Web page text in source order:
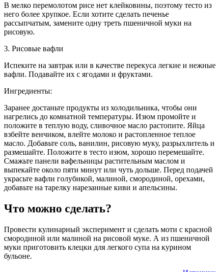
В мелко перемолотом рисе нет клейковины, поэтому тесто из
него более хрупкое. Если хотите сделать печенье
рассыпчатым, замените одну треть пшеничной муки на
рисовую.
3. Рисовые вафли
Испеките на завтрак или в качестве перекуса легкие и нежные
вафли. Подавайте их с ягодами и фруктами.
Ингредиенты:
Заранее достаньте продукты из холодильника, чтобы они
нагрелись до комнатной температуры. Изюм промойте и
положите в теплую воду, сливочное масло растопите. Яйца
взбейте венчиком, влейте молоко и растопленное теплое
масло. Добавьте соль, ванилин, рисовую муку, разрыхлитель и
размешайте. Положите в тесто изюм, хорошо перемешайте.
Смажьте панели вафельницы растительным маслом и
выпекайте около пяти минут или чуть дольше. Перед подачей
украсьте вафли голубикой, малиной, смородиной, орехами,
добавьте на тарелку нарезанные киви и апельсины.
Что можно сделать?
Провести кулинарный эксперимент и сделать моти с красной
смородиной или малиной на рисовой муке. А из пшеничной
муки приготовить клецки для легкого супа на курином
бульоне.